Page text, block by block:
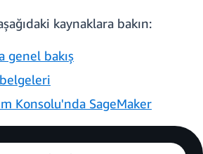
kaynaklara bakın:
genel bakış
Konsolu'nda SageMaker